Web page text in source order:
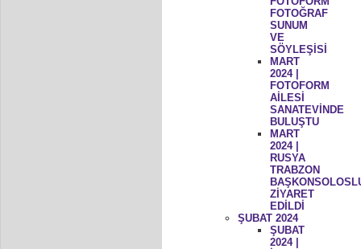
FOTOĞRAF
SUNUM
VE
SÖYLEŞİSİ
MART
2024 |
FOTOFORM
AİLESİ
SANATEVİNDE
BULUŞTU
MART
2024 |
RUSYA
TRABZON
ZİYARET
EDİLDİ
ŞUBAT 2024
ŞUBAT
2024 |